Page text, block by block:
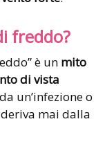
freddo?
è un mito
di vista
un’infezione o
mai dalla